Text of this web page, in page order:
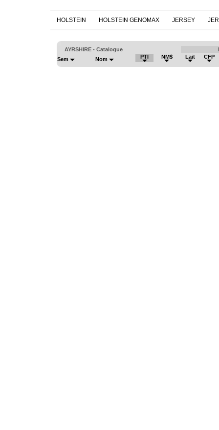
HOLSTEIN HOLSTEIN GENOMAX JERSEY
AYRSHIRE - Catalogue
Sem
Nom PTI NM$ Lait CFP